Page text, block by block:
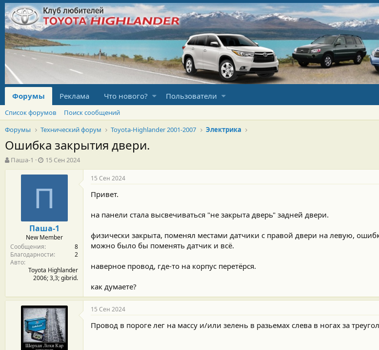
Форумы Реклама Что нового? Пользователи
Список форумов
Поиск сообщений
Форумы
Технический форум Toyota-Highlander 2001-2007 Электрика
Ошибка закрытия двери.
А
в
Паша-1
Д
а
т
а
л
а
15 Сен 2024
П
Паша-1
New Member
Сообщения
8
Благодарности
2
Авто
Toyota Highlander
2006; 3,3; gibrid.
15 Сен 2024
Привет.
на панели стала высвечиваться "не закрыта дверь" задней двери.
физически закрыта, поменял местами датчики с правой двери на левую,
можно было бы поменять датчик и всё.
наверное провод, где-то на корпус перетёрся.
как думаете?
15 Сен 2024
Провод в пороге лег на массу и/или зелень в разьемах слева в ногах за